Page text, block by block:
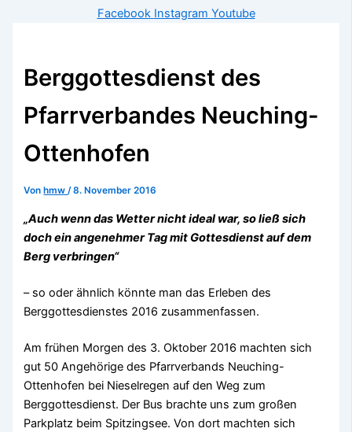
Facebook Instagram Youtube
Berggottesdienst des
Pfarrverbandes Neuching-
Ottenhofen
Von hmw/8. November 2016
„Auch wenn das Wetter nicht ideal war, so ließ sich
doch ein angenehmer Tag mit Gottesdienst auf dem
Berg verbringen“
– so oder ähnlich könnte man das Erleben des
Berggottesdienstes 2016 zusammenfassen.
Am frühen Morgen des 3. Oktober 2016 machten sich
gut 50 Angehörige des Pfarrverbands Neuching-
Ottenhofen bei Nieselregen auf den Weg zum
Berggottesdienst. Der Bus brachte uns zum großen
Parkplatz beim Spitzingsee. Von dort machten sich